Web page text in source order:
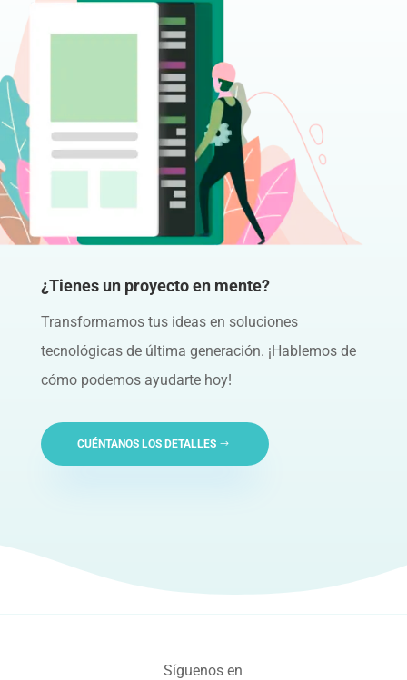
¿Tienes un proyecto en mente?
Transformamos tus ideas en soluciones
tecnológicas de última generación. ¡Hablemos de
cómo podemos ayudarte hoy!
CUÉNTANOS LOS DETALLES
Síguenos en